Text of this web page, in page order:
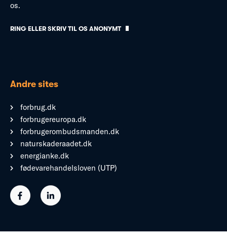
os.
RING ELLER SKRIV TIL OS ANONYMT
Andre sites
forbrug.dk
forbrugereuropa.dk
forbrugerombudsmanden.dk
naturskaderaadet.dk
energianke.dk
fødevarehandelsloven (UTP)